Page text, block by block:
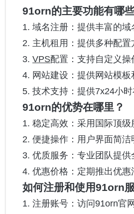
91orn的主要功能有哪
1. 域名注册：提供丰富的域
2. 主机租用：提供多种配置
3. VPS配置：支持自定义操
4. 网站建设：提供网站模板
5. 技术支持：提供7x24小
91orn的优势在哪里？
1. 稳定高效：采用国际顶级
2. 便捷操作：用户界面简洁
3. 优质服务：专业团队提供
4. 优惠价格：定期推出优惠
如何注册和使用91orn
1. 注册账号：访问91orn官